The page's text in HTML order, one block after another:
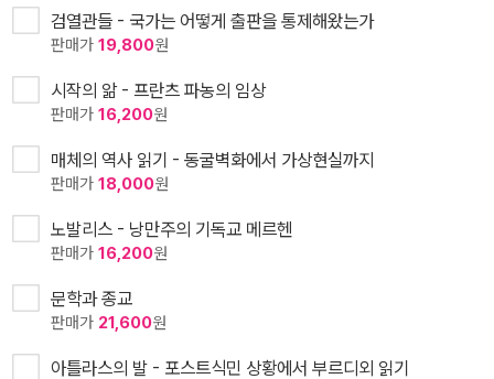
검열관들 - 국가는 어떻게 출판을 통제해왔는가
판매가 19,800원
시작의 앎 - 프란츠 파농의 임상
판매가 16,200원
매체의 역사 읽기 - 동굴벽화에서 가상현실까지
판매가 18,000원
노발리스 - 낭만주의 기독교 메르헨
판매가 16,200원
문학과 종교
판매가 21,600원
아틀라스의 발 - 포스트식민 상황에서 부르디외 읽기